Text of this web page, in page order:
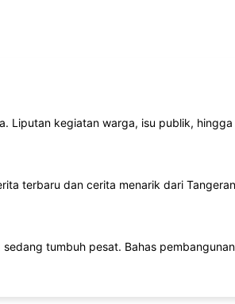
Liputan kegiatan warga, isu publik,
terbaru dan cerita menarik dari
tumbuh pesat. Bahas